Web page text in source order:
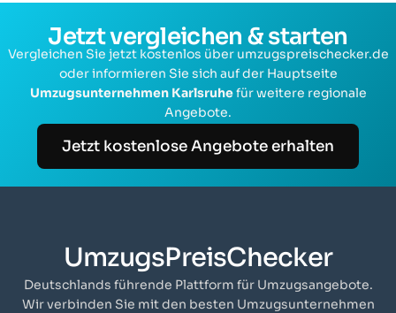
Jetzt vergleichen & starten
Vergleichen Sie jetzt kostenlos über umzugspreischecker.de
oder informieren Sie sich auf der Hauptseite
Umzugsunternehmen Karlsruhefür weitere regionale
Angebote.
Jetzt kostenlose Angebote erhalten
UmzugsPreisChecker
Deutschlands führende Plattform für Umzugsangebote.
Wir verbinden Sie mit den besten Umzugsunternehmen